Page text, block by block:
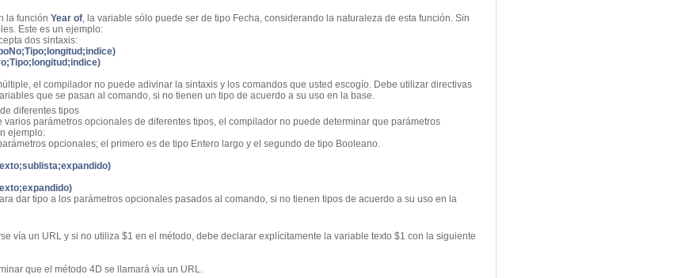
la función Year of , la variable sólo puede ser de tipo Fecha, considerando la naturaleza de esta función. Sin
Este es un ejemplo:
dos sintaxis:
el compilador no puede adivinar la sintaxis y los comandos que usted escogío. Debe utilizar directivas
que se pasan al comando, si no tienen un tipo de acuerdo a su uso en la base.
diferentes tipos
parámetros opcionales de diferentes tipos, el compilador no puede determinar que parámetros
ejemplo:
opcionales; el primero es de tipo Entero largo y el segundo de tipo Booleano.
dar tipo a los parámetros opcionales pasados al comando, si no tienen tipos de acuerdo a su uso en la
vía un URL y si no utiliza $1 en el método, debe declarar explícitamente la variable texto $1 con la siguiente
que el método 4D se llamará vía un URL.